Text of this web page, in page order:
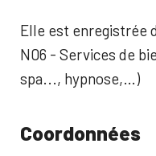
Elle est enregistrée
N06 - Services de
spa..., hypnose,…)
Coordonnées